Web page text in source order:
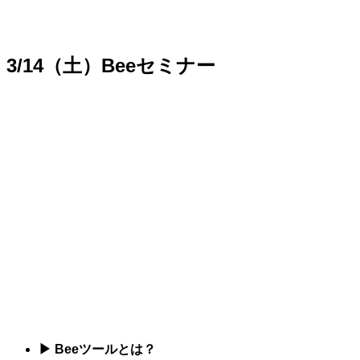
3/14（土）Beeセミナー
▶ Beeツールとは？